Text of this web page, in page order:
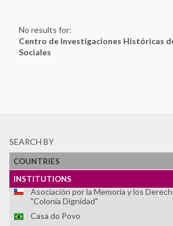
No results for:
Centro de Investigaciones Históricas
Sociales
SEARCH BY
COUNTRIES
INSTITUTIONS
Ver Todos
NACIONAL (ASOFAMD)
Asociación Nacional de Familiares de
Detenidos y Desaparecidos del Perú
Asociación Paz y Esperanza
Asociación por la Memoria y los
"Colonia Dignidad"
Casa do Povo